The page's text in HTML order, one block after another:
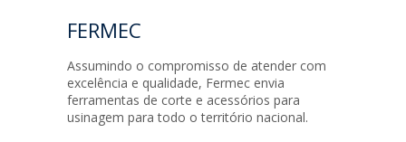
FERMEC
Assumindo o compromisso de atender com
excelência e qualidade, Fermec envia
ferramentas de corte e acessórios para
usinagem para todo o território nacional.